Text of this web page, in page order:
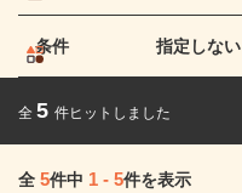
条件 指定しない
全 5 件ヒットしました
全 5件中 1 - 5件を表示